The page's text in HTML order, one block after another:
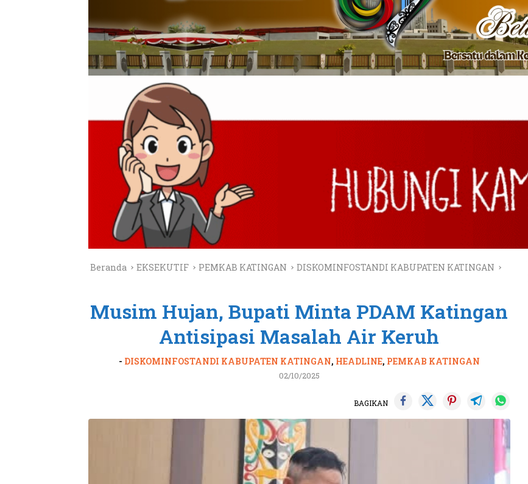
Beranda EKSEKUTIF PEMKAB KATINGAN DISKOMINFOSTANDI KABUPATEN KATINGAN
Musim Hujan, Bupati Minta PDAM Katingan
Antisipasi Masalah Air Keruh
- DISKOMINFOSTANDI KABUPATEN KATINGAN, HEADLINE, PEMKAB KATINGAN
02/10/2025
BAGIKAN